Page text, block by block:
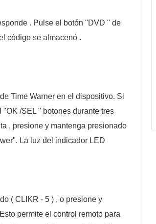
. Pulse el botón "DVD " de
código se almacenó .
Time Warner en el dispositivo. Si
/SEL " botones durante tres
, presione y mantenga presionado
La luz del indicador LED
( CLIKR - 5 ) , o presione y
permite el control remoto para